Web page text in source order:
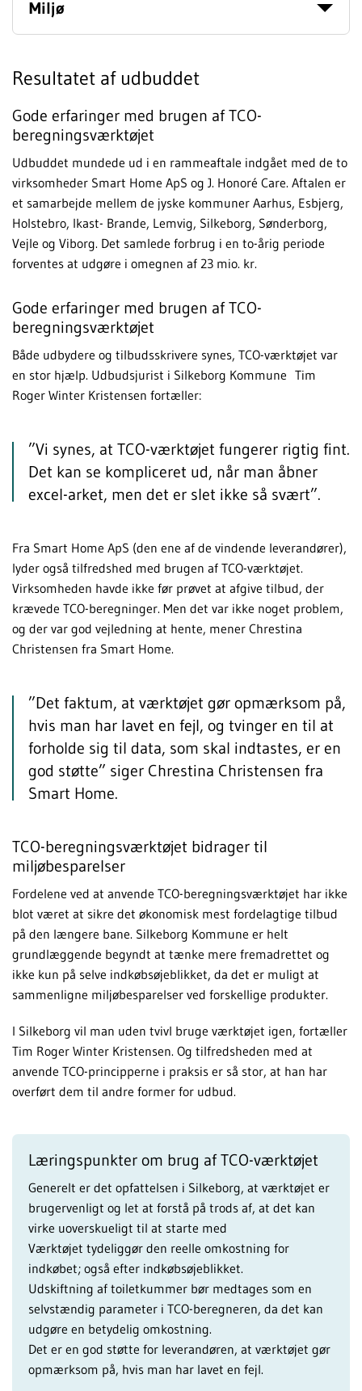
Miljø
Resultatet af udbuddet
Gode erfaringer med brugen af TCO-
beregningsværktøjet
Udbuddet mundede ud i en rammeaftale indgået med de to
virksomheder Smart Home ApS og J. Honoré Care. Aftalen er
et samarbejde mellem de jyske kommuner Aarhus, Esbjerg,
Holstebro, Ikast- Brande, Lemvig, Silkeborg, Sønderborg,
Vejle og Viborg. Det samlede forbrug i en to-årig periode
forventes at udgøre i omegnen af 23 mio. kr.
Gode erfaringer med brugen af TCO-
beregningsværktøjet
Både udbydere og tilbudsskrivere synes, TCO-værktøjet var
en stor hjælp. Udbudsjurist i Silkeborg Kommune Tim
Roger Winter Kristensen fortæller:
”Vi synes, at TCO-værktøjet fungerer rigtig fint.
Det kan se kompliceret ud, når man åbner
excel-arket, men det er slet ikke så svært”.
Fra Smart Home ApS (den ene af de vindende leverandører),
lyder også tilfredshed med brugen af TCO-værktøjet.
Virksomheden havde ikke før prøvet at afgive tilbud, der
krævede TCO-beregninger. Men det var ikke noget problem,
og der var god vejledning at hente, mener Chrestina
Christensen fra Smart Home.
”Det faktum, at værktøjet gør opmærksom på,
hvis man har lavet en fejl, og tvinger en til at
forholde sig til data, som skal indtastes, er en
god støtte” siger Chrestina Christensen fra
Smart Home.
TCO-beregningsværktøjet bidrager til
miljøbesparelser
Fordelene ved at anvende TCO-beregningsværktøjet har ikke
blot været at sikre det økonomisk mest fordelagtige tilbud
på den længere bane. Silkeborg Kommune er helt
grundlæggende begyndt at tænke mere fremadrettet og
ikke kun på selve indkøbsøjeblikket, da det er muligt at
sammenligne miljøbesparelser ved forskellige produkter.
I Silkeborg vil man uden tvivl bruge værktøjet igen, fortæller
Tim Roger Winter Kristensen. Og tilfredsheden med at
anvende TCO-principperne i praksis er så stor, at han har
overført dem til andre former for udbud.
Læringspunkter om brug af TCO-værktøjet
Generelt er det opfattelsen i Silkeborg, at værktøjet er
brugervenligt og let at forstå på trods af, at det kan
virke uoverskueligt til at starte med
Værktøjet tydeliggør den reelle omkostning for
indkøbet; også efter indkøbsøjeblikket.
Udskiftning af toiletkummer bør medtages som en
selvstændig parameter i TCO-beregneren, da det kan
udgøre en betydelig omkostning.
Det er en god støtte for leverandøren, at værktøjet gør
opmærksom på, hvis man har lavet en fejl.